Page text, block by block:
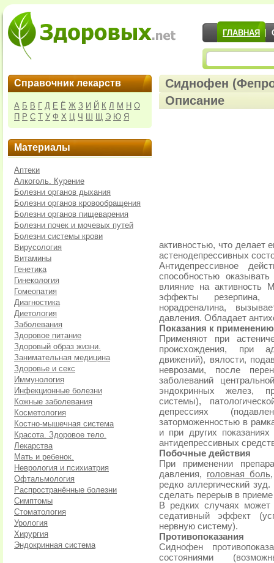
ГЛАВНАЯ
Справочник лекарств
А Б В Г Д Е Ё Ж З И Й К Л М Н О
П Р С Т У Ф Х Ц Ч Ш Щ Э Ю Я
Материалы
Аптеки
Алкоголь. Курение
Болезни органов дыхания
Болезни органов кровообращения
Болезни органов пищеварения
Болезни почек и мочевых путей
Болезни системы крови
Вирусология
Витамины
Генетика
Гинекология
Гомеопатия
Диагностика
Диетология
Заболевания
Здоровое питание
Здоровый образ жизни.
Занимательная медицина
Здоровье и секс
Иммунология
Инфекционные болезни
Кожные заболевания
Косметология
Костно-мышечная система
Красота. Здоровое тело.
Лекарства
Мать и ребенок.
Неврология и психиатрия
Офтальмология
Распространённые болезни
Симптомы
Стоматология
Урология
Хирургия
Эндокринная система
Сиднофен
Описание
активностью, что делает
астенодепрессивных
Антидепрессивное
способностью
влияние на активность
эффекты резерпина,
норадреналина,
давления. Обладает
Показания к применению
Применяют при
происхождения, при
движений), вялости,
неврозами, после
заболеваний
эндокринных желез,
системы),
депрессиях
заторможенностью в
и при других
антидепрессивных
Побочные действия
При применении
давления, головная боль
редко аллергический
сделать перерыв в приеме
В редких случаях может
седативный эффект
нервную систему).
Противопоказания
Сиднофен
состояниями